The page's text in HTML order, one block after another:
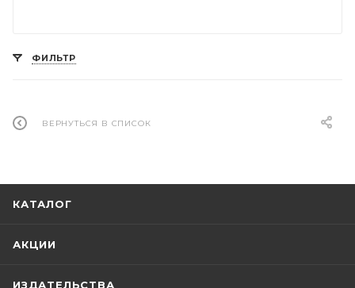
ФИЛЬТР
ВЕРНУТЬСЯ В СПИСОК
КАТАЛОГ
АКЦИИ
ИЗДАТЕЛЬСТВА